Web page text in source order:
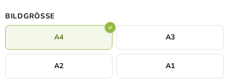
BILDGRÖSSE
A4 A3
A2 A1